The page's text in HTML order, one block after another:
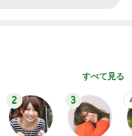
すべて見る
2 3